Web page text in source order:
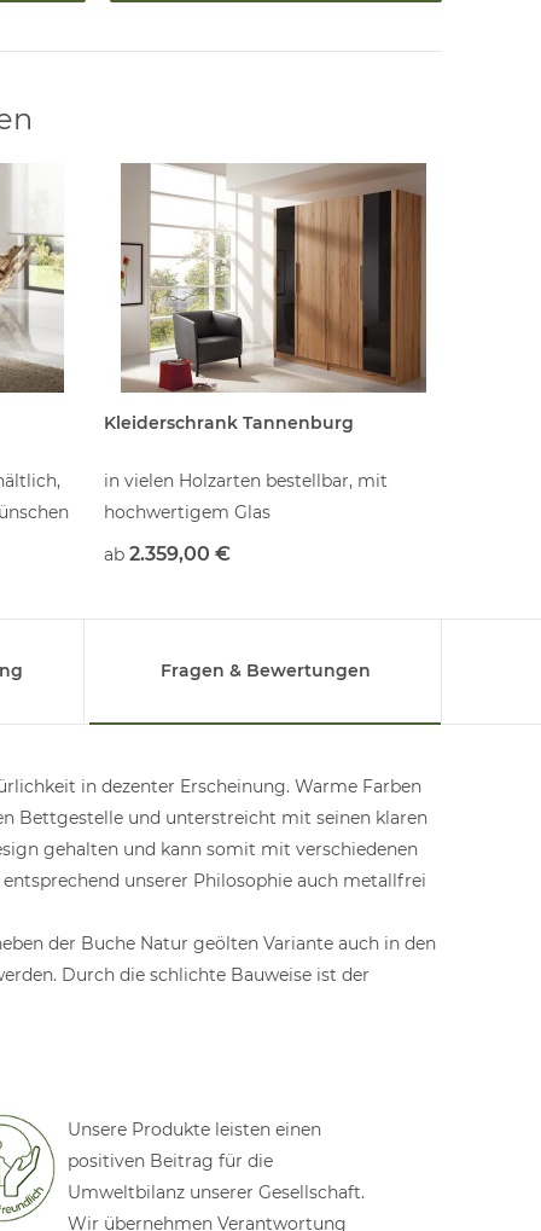
Kleiderschrank Tannenburg
in vielen Holzarten bestellbar, mit
hochwertigem Glas
ab 2.359,00 €
Fragen & Bewertungen
in dezenter Erscheinung. Warme Farben
Bettgestelle und unterstreicht mit seinen klaren
gehalten und kann somit mit verschiedenen
unserer Philosophie auch metallfrei
der Buche Natur geölten Variante auch in den
Durch die schlichte Bauweise ist der
Unsere Produkte leisten einen
positiven Beitrag für die
Umweltbilanz unserer Gesellschaft.
Wir übernehmen Verantwortung